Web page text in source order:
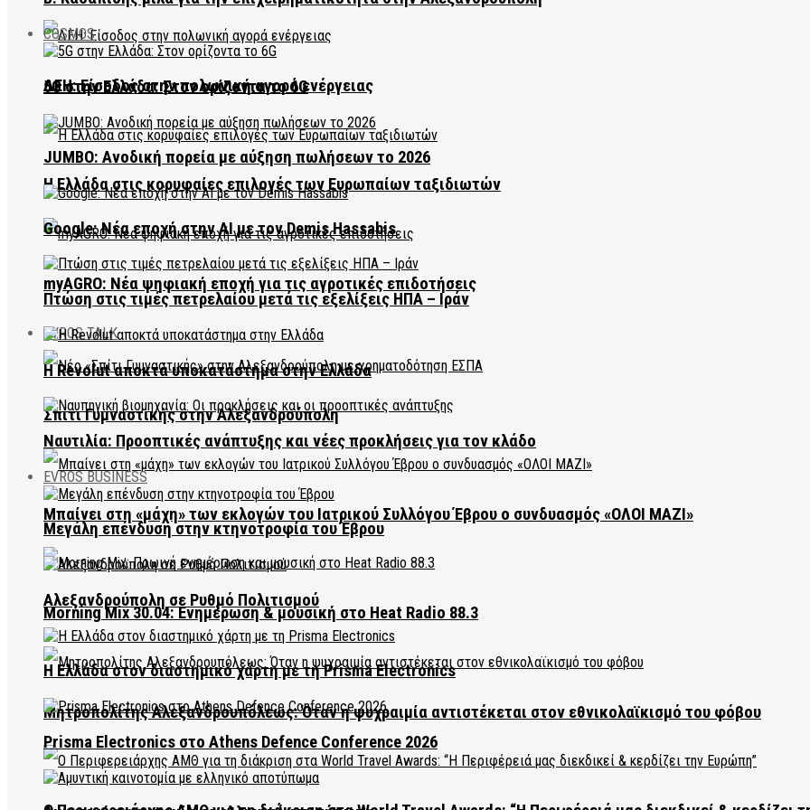
ΔΕΗ: Είσοδος στην πολωνική αγορά ενέργειας
Η Ελλάδα στις κορυφαίες επιλογές των Ευρωπαίων ταξιδιωτών
myAGRO: Νέα ψηφιακή εποχή για τις αγροτικές επιδοτήσεις
EVROS TALK
Σπίτι Γυμναστικής στην Αλεξανδρούπολη
Μπαίνει στη «μάχη» των εκλογών του Ιατρικού Συλλόγου Έβρου ο συνδυασμός «ΟΛΟΙ ΜΑΖΙ»
Morning Mix 30.04: Ενημέρωση & μουσική στο Heat Radio 88.3
Μητροπολίτης Αλεξανδρουπόλεως: Όταν η ψυχραιμία αντιστέκεται στον εθνικολαϊκισμό του φόβου
COSMOS
5G στην Ελλάδα: Στον ορίζοντα το 6G
JUMBO: Ανοδική πορεία με αύξηση πωλήσεων το 2026
Google: Νέα εποχή στην AI με τον Demis Hassabis
Πτώση στις τιμές πετρελαίου μετά τις εξελίξεις ΗΠΑ – Ιράν
Η Revolut αποκτά υποκατάστημα στην Ελλάδα
Ναυτιλία: Προοπτικές ανάπτυξης και νέες προκλήσεις για τον κλάδο
EVROS BUSINESS
Μεγάλη επένδυση στην κτηνοτροφία του Έβρου
Αλεξανδρούπολη σε Ρυθμό Πολιτισμού
Η Ελλάδα στον διαστημικό χάρτη με τη Prisma Electronics
Prisma Electronics στο Athens Defence Conference 2026